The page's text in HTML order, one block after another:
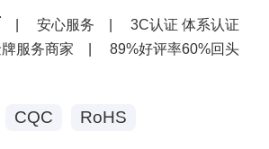
安心服务
3C认证 体系认证
服务商家
89%好评率60%回头
CQC RoHS